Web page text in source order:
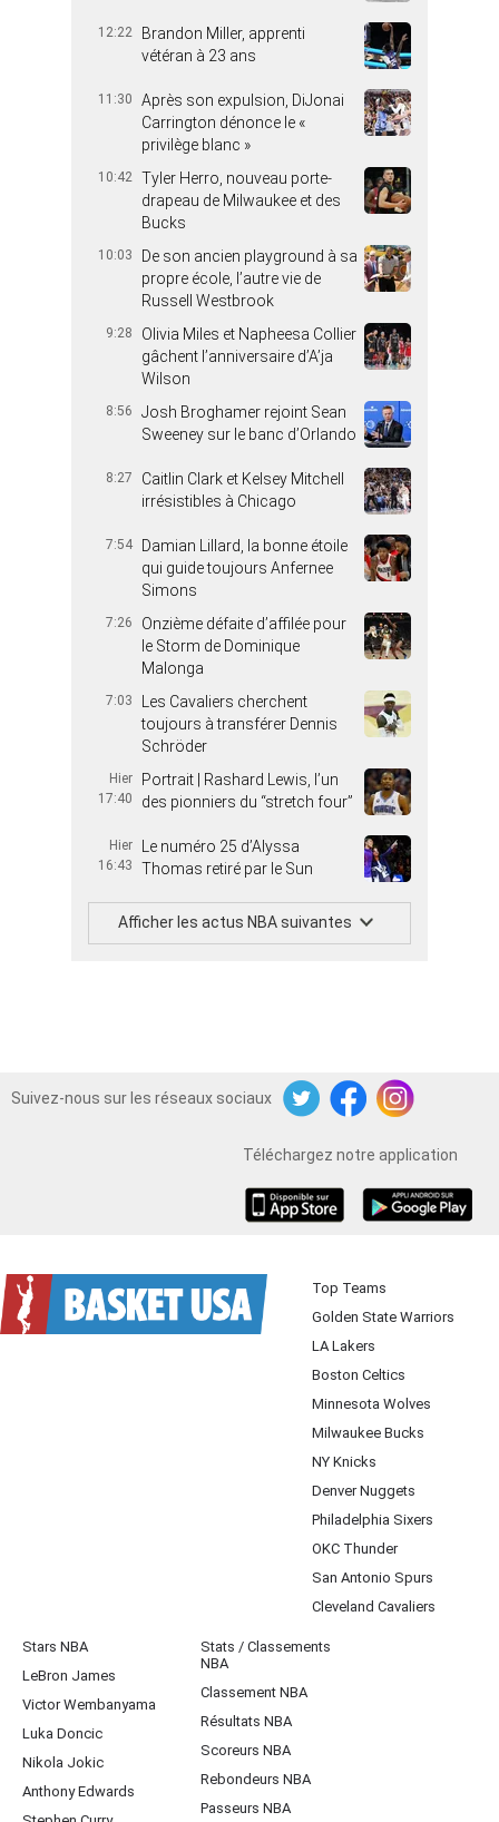
12:22
Brandon Miller, apprenti
vétéran à 23 ans
11:30
Après son expulsion, DiJonai
Carrington dénonce le «
privilège blanc »
10:42 Tyler Herro, nouveau porte-
drapeau de Milwaukee et des
Bucks
10:03
De son ancien playground à sa
propre école, l’autre vie de
Russell Westbrook
9:28
Olivia Miles et Napheesa Collier
gâchent l’anniversaire d’A’ja
Wilson
8:56
Josh Broghamer rejoint Sean
Sweeney sur le banc d’Orlando
8:27
Caitlin Clark et Kelsey Mitchell
irrésistibles à Chicago
7:54
Damian Lillard, la bonne étoile
qui guide toujours Anfernee
Simons
7:26
Onzième défaite d’affilée pour
le Storm de Dominique
Malonga
7:03
Les Cavaliers cherchent
toujours à transférer Dennis
Schröder
Hier
17:40
Portrait | Rashard Lewis, l’un
des pionniers du “stretch four”
Hier
16:43
Le numéro 25 d’Alyssa
Thomas retiré par le Sun
Afficher les actus NBA suivantes
Suivez-nous sur les réseaux sociaux
TwitterFacebookInstagram
Téléchargez notre application
Top Teams
Golden State Warriors
LA Lakers
Boston Celtics
Minnesota Wolves
Milwaukee Bucks
NY Knicks
Denver Nuggets
Philadelphia Sixers
OKC Thunder
San Antonio Spurs
Cleveland Cavaliers
Stars NBA
LeBron James
Victor Wembanyama
Luka Doncic
Nikola Jokic
Anthony Edwards
Stats / Classements
NBA
Classement NBA
Résultats NBA
Scoreurs NBA
Rebondeurs NBA
Passeurs NBA